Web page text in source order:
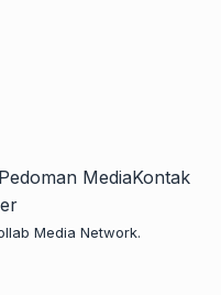
Pedoman MediaKontak
Media Network.